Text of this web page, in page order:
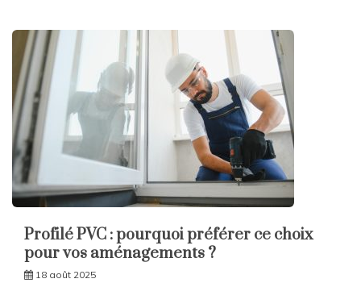
Profilé PVC : pourquoi préférer ce choix
pour vos aménagements ?
18 août 2025